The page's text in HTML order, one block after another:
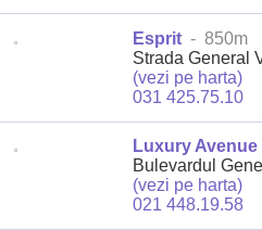
Esprit - 850m
Strada General
(vezi pe harta)
031 425.75.10
Luxury Avenue
Bulevardul
(vezi pe harta)
021 448.19.58